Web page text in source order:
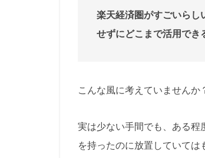
楽天経済圏がすごいらし
せずにどこまで活用でき
こんな風に考えていませんか
実は少ない手間でも、ある程
を持ったのに放置していては